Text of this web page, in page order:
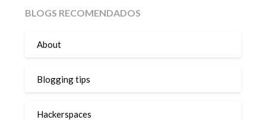
BLOGS RECOMENDADOS
About
Blogging tips
Hackerspaces